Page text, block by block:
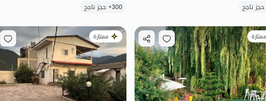
على الخريطة مطهر
300+ حجز ناجح
ممتازة ممتازة